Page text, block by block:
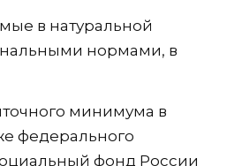
в натуральной
нормами, в
минимума в
федерального
фонд России